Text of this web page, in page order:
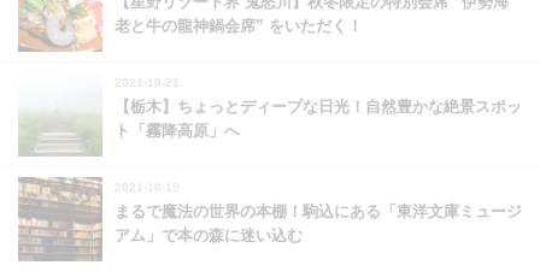
老と牛の龍神鍋会席” をいただく！
2021-10-21
【栃木】ちょっとディープな日光！自然豊かな絶景スポッ
ト「霧降高原」へ
2021-10-19
まるで魔法の世界の本棚！駒込にある「東洋文庫ミュージ
アム」で本の森に迷い込む